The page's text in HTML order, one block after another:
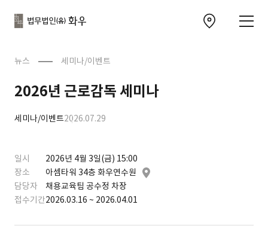
뉴스 세미나/이벤트
2026년 근로감독 세미나
세미나/이벤트2026.07.29
일시
2026년 4월 3일(금) 15:00
장소
아셈타워 34층 화우연수원
담당자
채용교육팀 공수정 차장
접수기간2026.03.16 ~ 2026.04.01